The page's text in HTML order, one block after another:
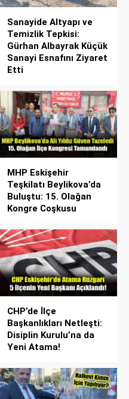
Sanayide Altyapı ve
Temizlik Tepkisi:
Gürhan Albayrak Küçük
Sanayi Esnafını Ziyaret
Etti
MHP Eskişehir
Teşkilatı Beylikova’da
Buluştu: 15. Olağan
Kongre Coşkusu
CHP’de İlçe
Başkanlıkları Netleşti:
Disiplin Kurulu’na da
Yeni Atama!